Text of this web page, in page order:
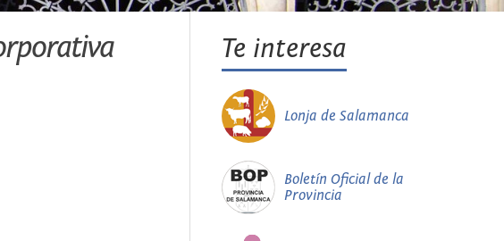
Te interesa
Lonja de Salamanca
Boletín Oficial de la
Provincia